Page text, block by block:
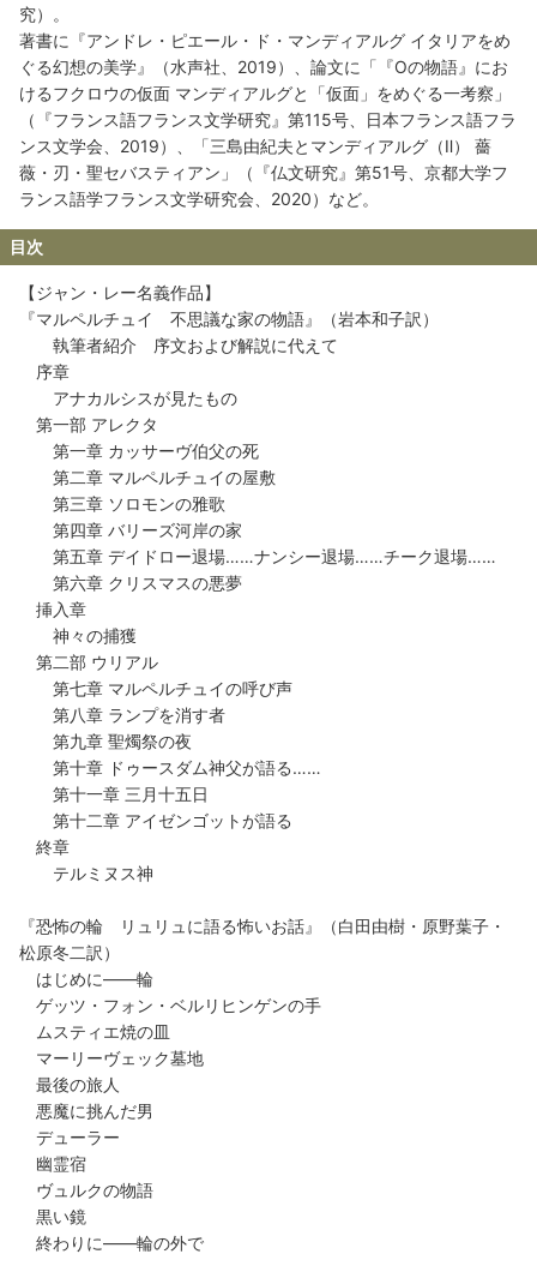
究）。
著書に『アンドレ・ピエール・ド・マンディアルグ イタリアをめ
ぐる幻想の美学』（水声社、2019）、論文に「『Oの物語』にお
けるフクロウの仮面 マンディアルグと「仮面」をめぐる一考察」
（『フランス語フランス文学研究』第115号、日本フランス語フラ
ンス文学会、2019）、「三島由紀夫とマンディアルグ（Ⅱ） 薔
薇・刃・聖セバスティアン」（『仏文研究』第51号、京都大学フ
ランス語学フランス文学研究会、2020）など。
目次
【ジャン・レー名義作品】
『マルペルチュイ 不思議な家の物語』（岩本和子訳）
執筆者紹介 序文および解説に代えて
序章
アナカルシスが見たもの
第一部 アレクタ
第一章 カッサーヴ伯父の死
第二章 マルペルチュイの屋敷
第三章 ソロモンの雅歌
第四章 バリーズ河岸の家
第五章 デイドロー退場……ナンシー退場……チーク退場……
第六章 クリスマスの悪夢
挿入章
神々の捕獲
第二部 ウリアル
第七章 マルペルチュイの呼び声
第八章 ランプを消す者
第九章 聖燭祭の夜
第十章 ドゥースダム神父が語る……
第十一章 三月十五日
第十二章 アイゼンゴットが語る
終章
テルミヌス神
『恐怖の輪 リュリュに語る怖いお話』（白田由樹・原野葉子・
松原冬二訳）
はじめに――輪
ゲッツ・フォン・ベルリヒンゲンの手
ムスティエ焼の皿
マーリーヴェック墓地
最後の旅人
悪魔に挑んだ男
デューラー
幽霊宿
ヴュルクの物語
黒い鏡
終わりに――輪の外で